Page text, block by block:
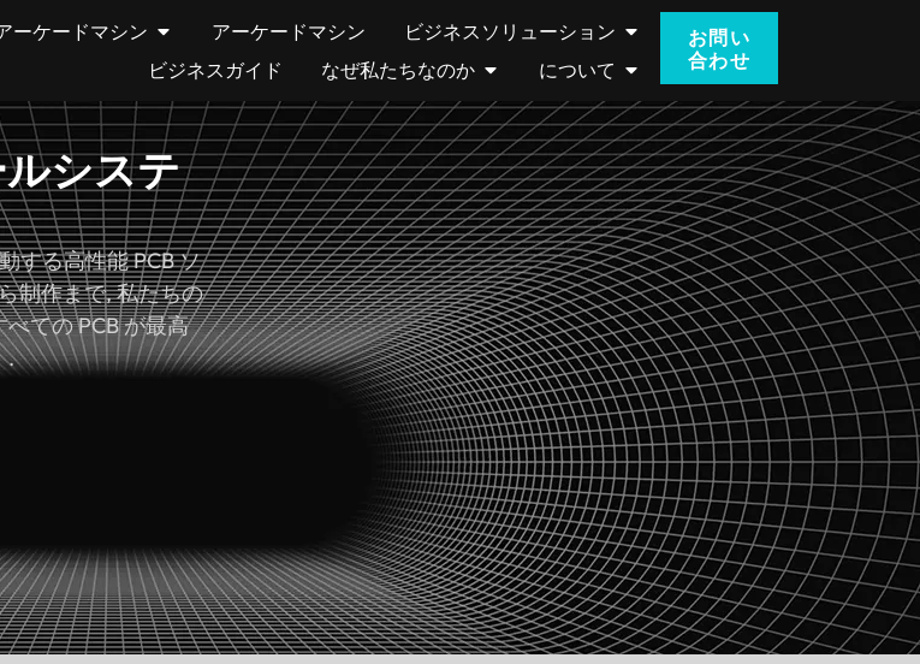
ーケードマシン アーケードマシン
ビジネスソリューション
ビジネスガイド
なぜ私たちなのか について
お問い
合わせ
システ
する高性能 PCB ソ
制作まで, 私たちの
ての PCB が最高
.